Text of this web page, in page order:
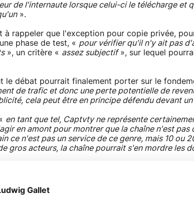
de l'internaute lorsque celui-ci le télécharge et
».
à rappeler que l'exception pour copie privée,
phase de test, « pour vérifier qu'il n'y ait pas
», un critère « assez subjectif», sur lequel
le débat pourrait finalement porter sur le
de trafic et donc une perte potentielle de
cela peut être en principe défendu devant un
en tant que tel, Captvty ne représente
en amont pour montrer que la chaîne n'est
ce n'est pas un service de ce genre, mais 10 ou
gros acteurs, la chaîne pourrait s'en mordre les
Gallet